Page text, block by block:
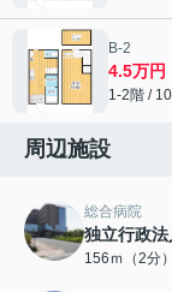
B-2
4.5万円
1-2階 /
周辺施設
総合病院
独立行政
156ｍ（2分）